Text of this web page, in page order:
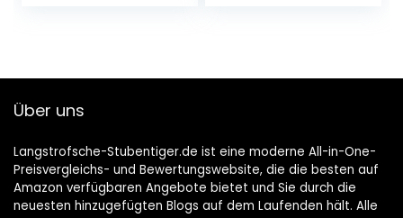
Über uns
Langstrofsche-Stubentiger.de ist eine moderne All-in-One-
Preisvergleichs- und Bewertungswebsite, die die besten auf
Amazon verfügbaren Angebote bietet und Sie durch die
neuesten hinzugefügten Blogs auf dem Laufenden hält. Alle